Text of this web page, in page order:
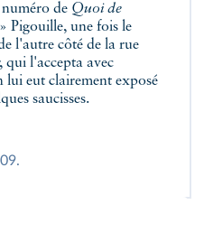
de Quoi de
Pigouille, une fois le
l'autre côté de la rue
qui l'accepta avec
lui eut clairement exposé
saucisses.